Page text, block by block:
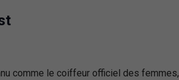
comme le coiffeur officiel des femmes,